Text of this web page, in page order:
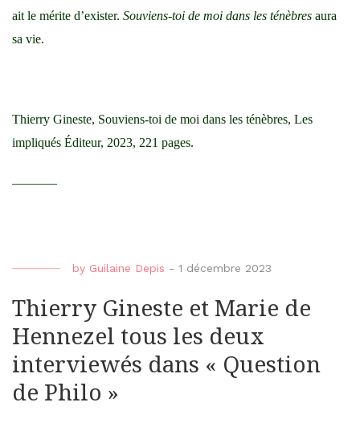
ait le mérite d’exister. Souviens-toi de moi dans les ténèbres aura
sa vie.
Thierry Gineste, Souviens-toi de moi dans les ténèbres, Les
impliqués Éditeur, 2023, 221 pages.
———–
by Guilaine Depis - 1 décembre 2023
Thierry Gineste et Marie de
Hennezel tous les deux
interviewés dans « Question
de Philo »